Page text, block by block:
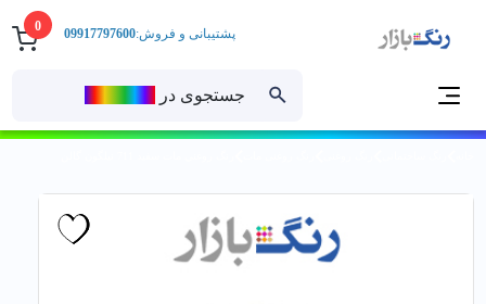
0
جستجوی در
پشتیبانی و فروش:09917797600